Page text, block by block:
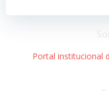
Post
Portal institucional